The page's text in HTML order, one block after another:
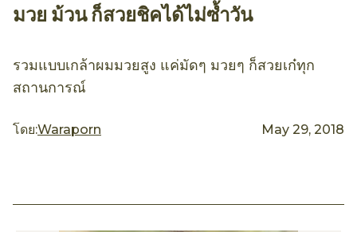
มวย ม้วน ก็สวยชิคได้ไม่ซ้ำวัน
รวมแบบเกล้าผมมวยสูง แค่มัดๆ มวยๆ ก็สวยเก๋ทุก
สถานการณ์
โดย:Waraporn May 29, 2018